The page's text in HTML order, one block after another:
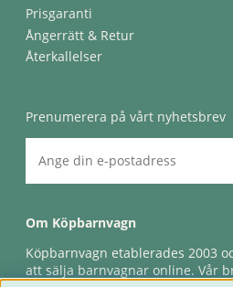
Prisgaranti
Ångerrätt & Retur
Återkallelser
Prenumerera på vårt nyhetsbrev
Om Köpbarnvagn
Köpbarnvagn etablerades 2003
att sälja barnvagnar online. Vår